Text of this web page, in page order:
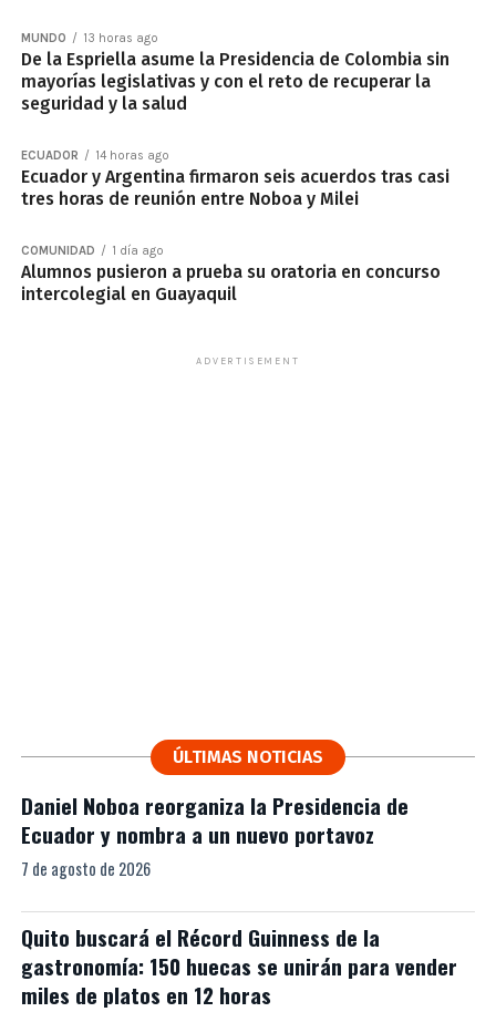
MUNDO 13 horas ago
De la Espriella asume la Presidencia de Colombia sin
mayorías legislativas y con el reto de recuperar la
seguridad y la salud
ECUADOR 14 horas ago
Ecuador y Argentina firmaron seis acuerdos tras casi
tres horas de reunión entre Noboa y Milei
COMUNIDAD 1 día ago
Alumnos pusieron a prueba su oratoria en concurso
intercolegial en Guayaquil
ADVERTISEMENT
ÚLTIMAS NOTICIAS
Daniel Noboa reorganiza la Presidencia de
Ecuador y nombra a un nuevo portavoz
7 de agosto de 2026
Quito buscará el Récord Guinness de la
gastronomía: 150 huecas se unirán para vender
miles de platos en 12 horas